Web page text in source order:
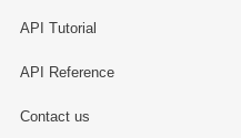
API Tutorial
API Reference
Contact us